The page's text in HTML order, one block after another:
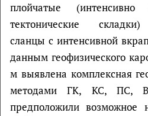
плойчатые
тектонические
сланцы с интенсивной
данным геофизического
м выявлена комплексная
методами ГК, КС, ПС,
предположили возможное